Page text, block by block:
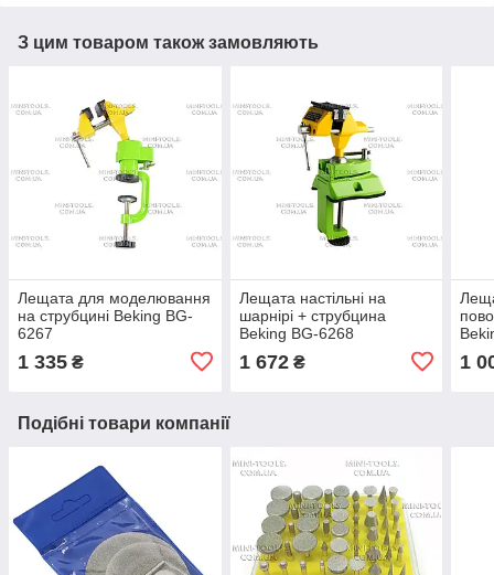
З цим товаром також замовляють
Лещата для моделювання
на струбцині Beking BG-
6267
1 335 ₴
Лещата настільні на
шарнірі + струбцина
Beking BG-6268
1 672₴ 1
Подібні товари компанії